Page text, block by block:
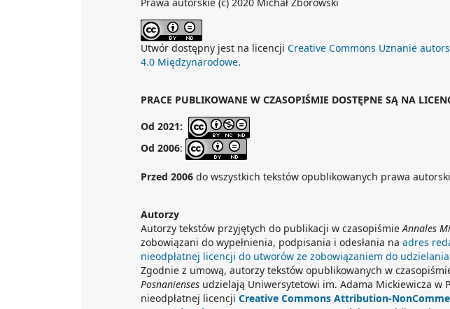
Utwór dostępny jest na licencji Creative Commons Uznanie
4.0 Międzynarodowe.
PRACE PUBLIKOWANE W CZASOPIŚMIE DOSTĘPNE SĄ NA
Od 2021:
Od 2006:
Przed 2006 do wszystkich tekstów opublikowanych prawa
Autorzy
Autorzy tekstów przyjętych do publikacji w czasopiśmie Annales
zobowiązani do wypełnienia, podpisania i odesłania na adres
nieodpłatnej licencji do utworów ze zobowiązaniem do
Zgodnie z umową, autorzy tekstów opublikowanych w
Posnanienses udzielają Uniwersytetowi im. Adama Mickiewicza w
nieodpłatnej licencji Creative Commons Attribution-